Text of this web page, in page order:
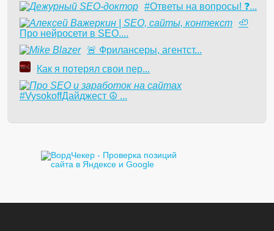
#Ответы на вопросы! ❓...
🦥
Про нейросети в SEO....
​🚨 Фрилансеры, агентст...
Как я потерял свои пер...
#VysokoffДайджест ☮️ ...